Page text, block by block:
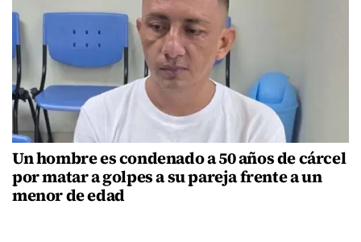
Un hombre es condenado a 50 años de cárcel
por matar a golpes a su pareja frente a un
menor de edad